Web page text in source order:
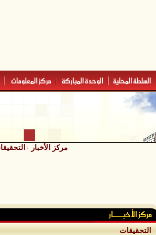
مركز الأخبار /
التحقيقات